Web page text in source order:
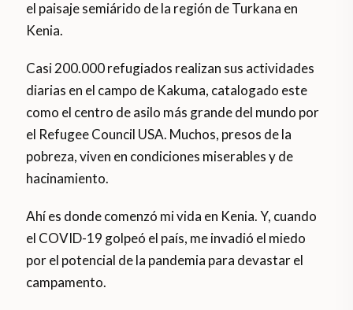
el paisaje semiárido de la región de Turkana en
Kenia.
Casi 200.000 refugiados realizan sus actividades
diarias en el campo de Kakuma, catalogado este
como el centro de asilo más grande del mundo por
el Refugee Council USA. Muchos, presos de la
pobreza, viven en condiciones miserables y de
hacinamiento.
Ahí es donde comenzó mi vida en Kenia. Y, cuando
el COVID-19 golpeó el país, me invadió el miedo
por el potencial de la pandemia para devastar el
campamento.